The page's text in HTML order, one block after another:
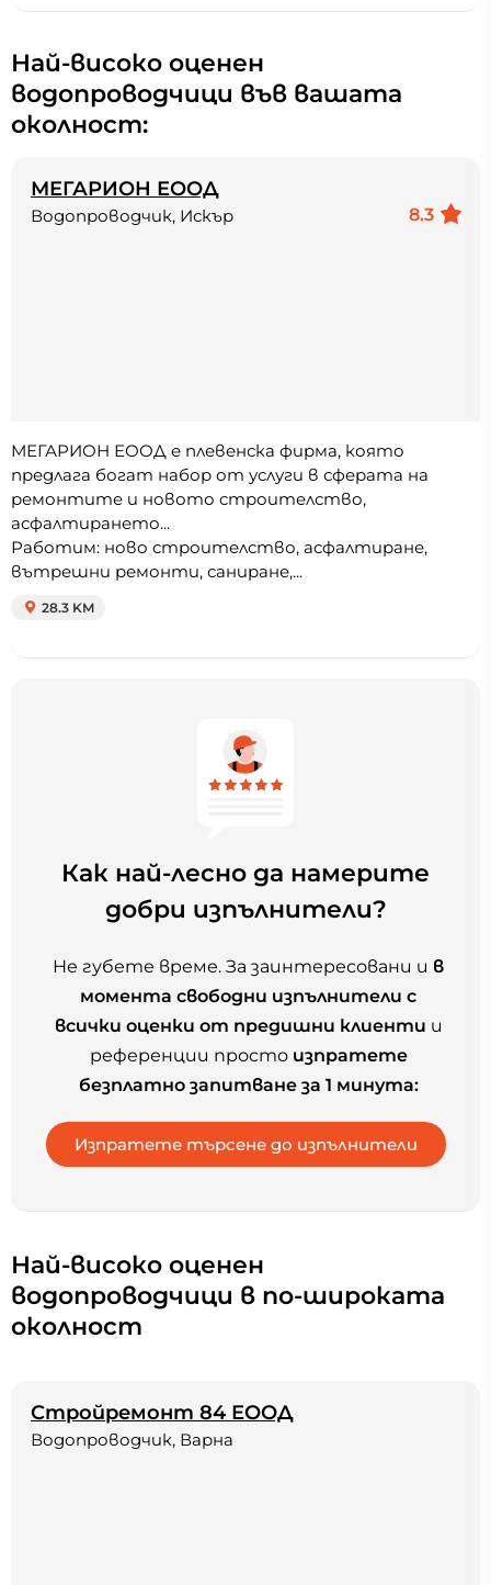
Най-високо оценен
водопроводчици във вашата
околност:
МЕГАРИОН ЕООД
8.3
Водопроводчик, Искър
МЕГАРИОН ЕООД е плевенска фирма, която
предлага богат набор от услуги в сферата на
ремонтите и новото строителство,
асфалтирането...
Работим: ново строителство, асфалтиране,
вътрешни ремонти, саниране,...
28.3 KM
Как най-лесно да намерите
добри изпълнители?
Не губете време. За заинтересовани и в
момента свободни изпълнители с
всички оценки от предишни клиенти и
референции просто изпратете
безплатно запитване за 1 минута:
Най-високо оценен
водопроводчици в по-широката
околност
Стройремонт 84 ЕООД
Водопроводчик, Варна